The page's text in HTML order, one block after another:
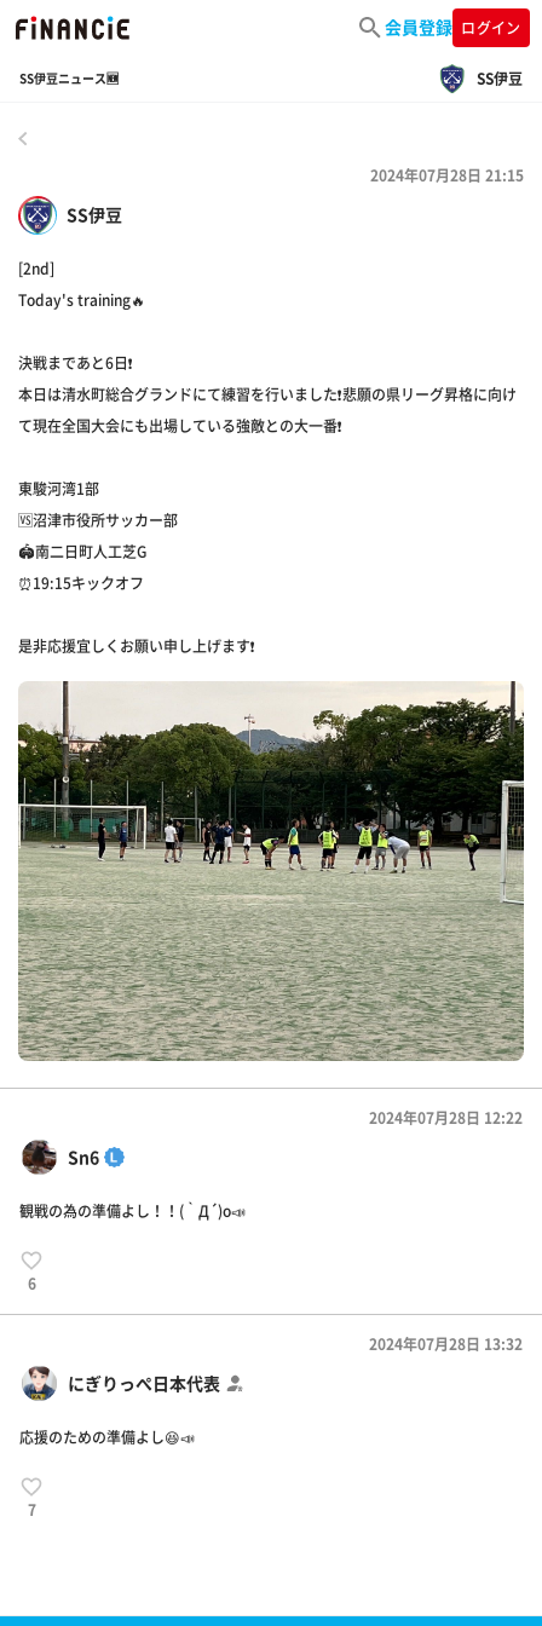
会員登録 ログイン
SS伊豆ニュース🆕 SS伊豆
SS伊豆
2024年07月28日 21:15
[2nd]
Today's training🔥
決戦まであと6日❗️
本日は清水町総合グランドにて練習を行いました❗️悲願の県リーグ昇格に向け
て現在全国大会にも出場している強敵との大一番❗️
東駿河湾1部
🆚沼津市役所サッカー部
🏟️南二日町人工芝G
⏰19:15キックオフ
是非応援宜しくお願い申し上げます❗️
Sn6
2024年07月28日 12:22
観戦の為の準備よし！！(｀Д´)o📣
6
にぎりっぺ日本代表
2024年07月28日 13:32
応援のための準備よし😆📣
7